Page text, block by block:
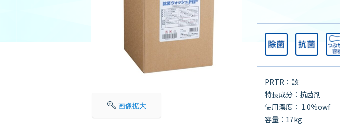
PRTR：該
特長成分：抗菌剤
使用濃度： 1.0％owf
容量：17kg
画像拡大